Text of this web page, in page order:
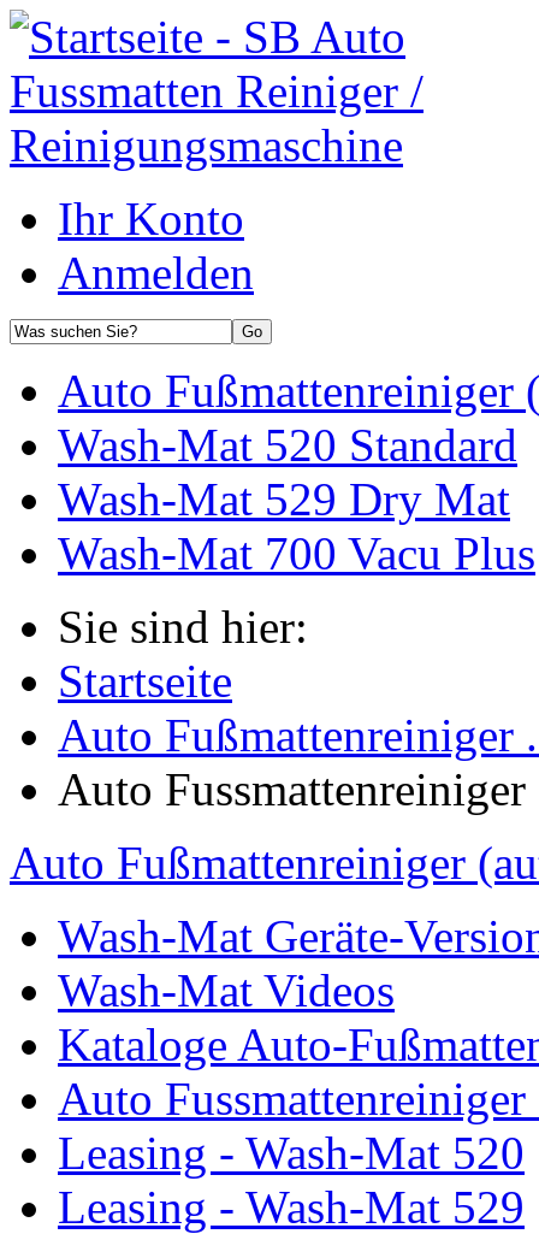
Ihr Konto
Anmelden
Auto Fußmattenreiniger
Wash-Mat 520 Standard
Wash-Mat 529 Dry Mat
Wash-Mat 700 Vacu Plus
Sie sind hier:
Startseite
Auto Fußmattenreiniger
Auto Fussmattenreiniger
Auto Fußmattenreiniger
Wash-Mat Geräte-
Wash-Mat Videos
Kataloge Auto-
Auto Fussmattenreiniger
Leasing - Wash-Mat 520
Leasing - Wash-Mat 529